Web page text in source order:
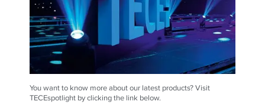
You want to know more about our latest products? Visit
TECEspotlight by clicking the link below.